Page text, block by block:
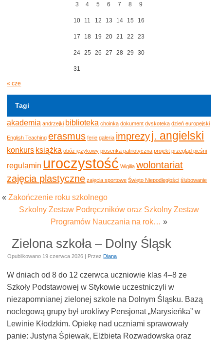
3 4 5 6 7 8 9
10 11 12 13 14 15 16
17 18 19 20 21 22 23
24 25 26 27 28 29 30
31
« cze
Tagi
akademia andrzejki biblioteka choinka dokument dyskoteka dzień europejski
English Teaching erasmus ferie galeria imprezyj. angielski
konkurs książka obóz językowy piosenka patriotyczna projekt przegląd pieśni
regulamin uroczystość Wigilia wolontariat
zajęcia plastyczne zajęcia sportowe Święto Niepodległości ślubowanie
«Zakończenie roku szkolnego
Szkolny Zestaw Podręczników oraz Szkolny Zestaw
Programów Nauczania na rok… »
Zielona szkoła – Dolny Śląsk
Opublikowano 19 czerwca 2026 | Przez Diana
W dniach od 8 do 12 czerwca uczniowie klas 4–8 ze
Szkoły Podstawowej w Stykowie uczestniczyli w
niezapomnianej zielonej szkole na Dolnym Śląsku. Bazą
noclegową grupy był urokliwy Pensjonat „Marysieńka” w
Lewinie Kłodzkim. Opiekę nad uczniami sprawowały
panie: Justyna Śpiewak, Elżbieta Rozwadowska oraz